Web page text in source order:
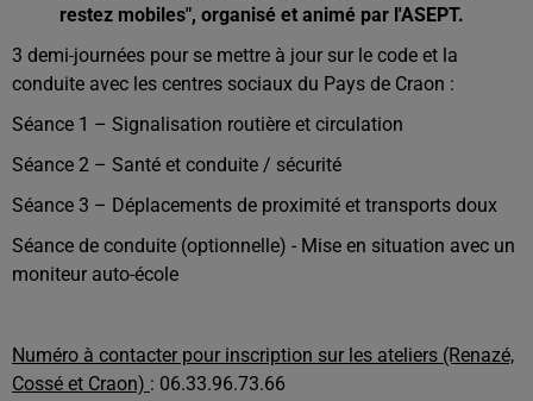
restez mobiles", organisé et animé par l'ASEPT.
3 demi-journées pour se mettre à jour sur le code et la
conduite avec les centres sociaux du Pays de Craon :
Séance 1 – Signalisation routière et circulation
Séance 2 – Santé et conduite / sécurité
Séance 3 – Déplacements de proximité et transports doux
Séance de conduite (optionnelle) - Mise en situation avec un
moniteur auto-école
Numéro à contacter pour inscription sur les ateliers (Renazé,
Cossé et Craon) : 06.33.96.73.66